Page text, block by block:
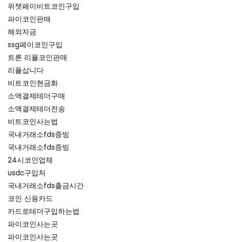
위챗페이비트코인구입
파이코인판매
해외자금
ssg페이코인구입
트론 리플코인판매
리플삽니다
비트코인현금화
소액결제테더구매
소액결제테더전송
비트코인사는법
국내거래소fds증빙
국내거래소fds증빙
24시코인업체
usdc구입처
국내거래소fds출금시간
코인 신용카드
카드로테더구입하는법
파이코인사는곳
파이코인사는곳